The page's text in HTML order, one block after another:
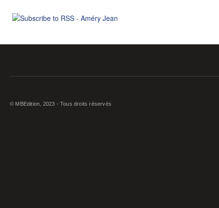
© MBEdition, 2023 - Tous droits réservés